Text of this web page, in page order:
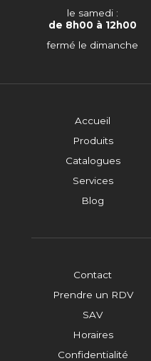
Accueil
Produits
Catalogues
Services
Blog
Contact
Prendre un RDV
SAV
Horaires
Confidentialité
le samedi :
de 8h00 à 12h00
fermé le dimanche